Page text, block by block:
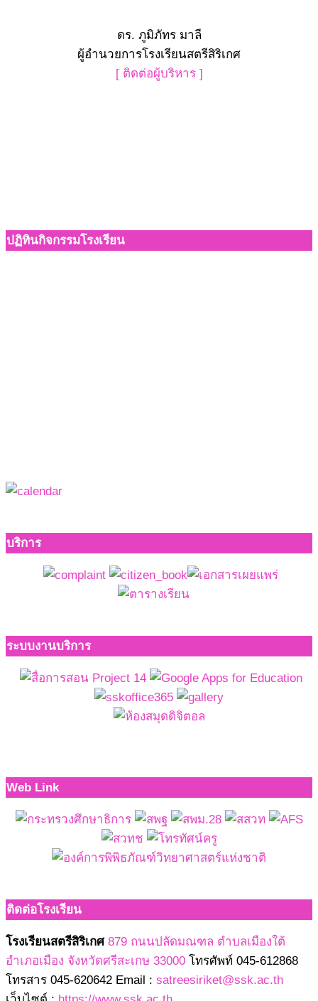
ดร. ภูมิภัทร มาลี
ผู้อำนวยการโรงเรียนสตรีสิริเกศ
[ ติดต่อผู้บริหาร ]
ปฏิทินกิจกรรมโรงเรียน
บริการ
ระบบงานบริการ
Web Link
ติดต่อโรงเรียน
โรงเรียนสตรีสิริเกศ 879 ถนนปลัดมณฑล ตำบลเมืองใต้
อำเภอเมือง จังหวัดศรีสะเกษ 33000 โทรศัพท์ 045-612868
โทรสาร 045-620642 Email : satreesiriket@ssk.ac.th